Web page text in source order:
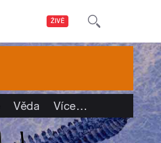
ŽIVĚ
Věda Více…